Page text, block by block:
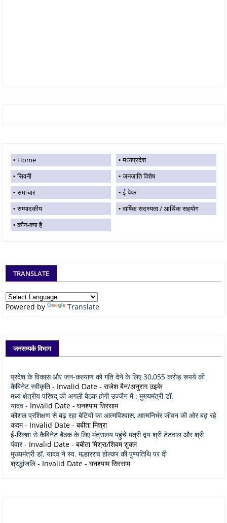
Home
मध्यप्रदेश
सिवनी
जनजाति विशेष
समाचार
ई-पेपर
सम्पादकीय
वार्षिक सदस्यता / आर्थिक सहयोग
कौन-क्या है
TRANSLATE
Powered by Translate
जनसम्पर्क विभाग
प्रदेश के विकास और जन-कल्याण को गति देने के लिए 30,055 करोड़ रूपये की
कैबिनेट स्वीकृति - Invalid Date - राजेश बैन/अनुराग उइके
मध्य क्षेत्रीय परिषद् की अगली बैठक होगी उज्जैन में : मुख्यमंत्री डॉ.
यादव - Invalid Date - घनश्याम सिरसाम
कौशल प्रशिक्षण से बढ़ रहा बेटियों का आत्मविश्वास, आत्मनिर्भर जीवन की ओर बढ़ रहे
कदम- Invalid Date - बबीता मिश्रा
ई-रिक्शा से कैबिनेट बैठक के लिए मंत्रालय पहुंचे मंत्री द्वय श्री टेटवाल और श्री
पंवार- Invalid Date - बबीता मिश्रा/शिवम शुक्ल
मुख्यमंत्री डॉ. यादव ने स्व. मल्हारराव होल्कर की पुण्यतिथि पर दी
श्रद्धांजलि- Invalid Date - घनश्याम सिरसाम